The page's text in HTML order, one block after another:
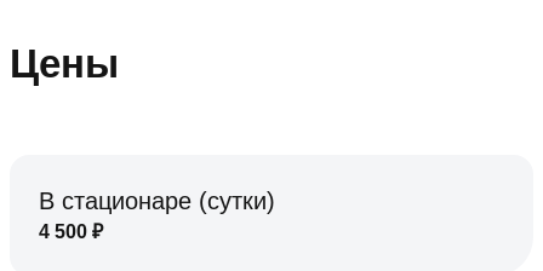
Цены
В стационаре (сутки)
4 500 ₽